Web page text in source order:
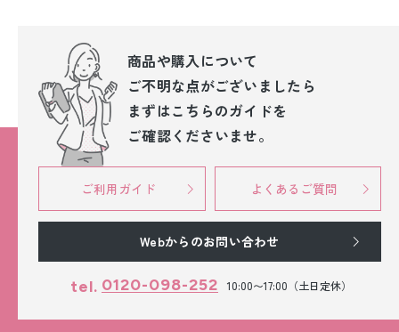
商品や購入について
ご不明な点がございましたら
まずはこちらのガイドを
ご確認くださいませ。
ご利用ガイド よくあるご質問
Webからのお問い合わせ
tel. 0120-098-252 10:00〜17:00（土日定休）